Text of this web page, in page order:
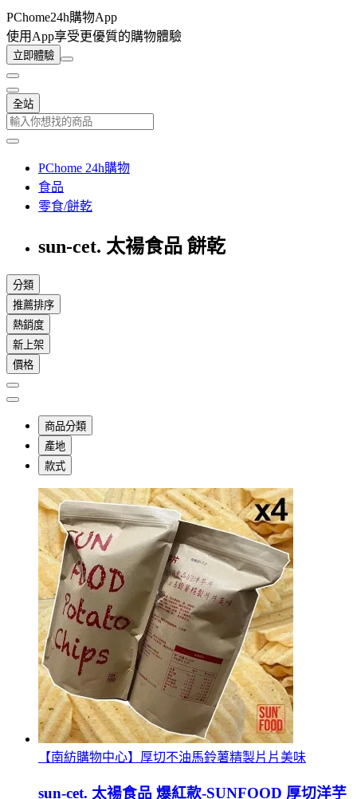
PChome24h購物App
使用App享受更優質的購物體驗
立即體驗
全站
PChome 24h購物
食品
零食/餅乾
sun-cet. 太禓食品 餅乾
分類
推薦排序
熱銷度
新上架
價格
商品分類
產地
款式
【南紡購物中心】厚切不油馬鈴薯精製片片美味
sun-cet. 太禓食品 爆紅款-SUNFOOD 厚切洋芋